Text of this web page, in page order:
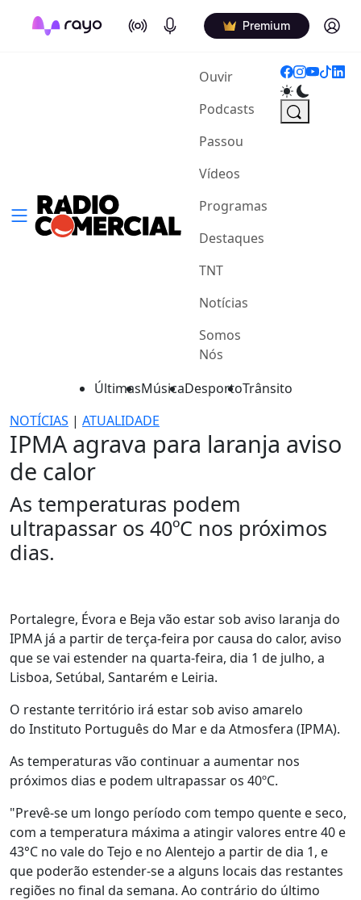
On Air Podcasts Premium Log in
Ouvir(current)
Podcasts
Passou
Vídeos
Programas
Destaques
TNT
Notícias
Somos
Nós
ÚltimasMúsicaDesportoTrânsito
NOTÍCIAS | ATUALIDADE
IPMA agrava para laranja aviso
de calor
As temperaturas podem
ultrapassar os 40ºC nos próximos
dias.
Portalegre, Évora e Beja vão estar sob aviso laranja do
IPMA já a partir de terça-feira por causa do calor, aviso
que se vai estender na quarta-feira, dia 1 de julho, a
Lisboa, Setúbal, Santarém e Leiria.
O restante território irá estar sob aviso amarelo
do Instituto Português do Mar e da Atmosfera (IPMA).
As temperaturas vão continuar a aumentar nos
próximos dias e podem ultrapassar os 40ºC.
"Prevê-se um longo período com tempo quente e seco,
com a temperatura máxima a atingir valores entre 40 e
43°C no vale do Tejo e no Alentejo a partir de dia 1, e
que poderão estender-se a alguns locais das restantes
regiões no final da semana. Ao contrário do último